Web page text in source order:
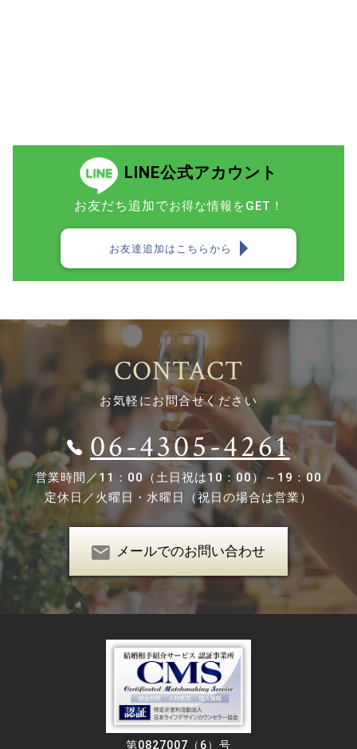
LINE公式アカウント
お友だち追加でお得な情報をGET！
お友達追加はこちらから
CONTACT
お気軽にお問合せください
06-4305-4261
営業時間／ 11：00（土日祝は10：00）～19：00
定休日／火曜日・水曜日（祝日の場合は営業）
メールでのお問い合わせ
第0827007（6）号